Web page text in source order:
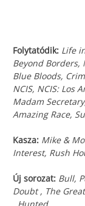
Folytatódik: Life
Beyond Borders,
Blue Bloods,
NCIS, NCIS: Los
Madam
Amazing Race,
Kasza: Mike &
Interest, Rush
Új sorozat: Bull,
Doubt , The